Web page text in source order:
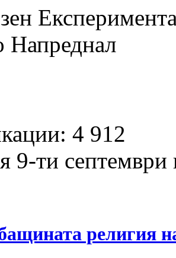
Напреднал
4 912
9-ти
религия